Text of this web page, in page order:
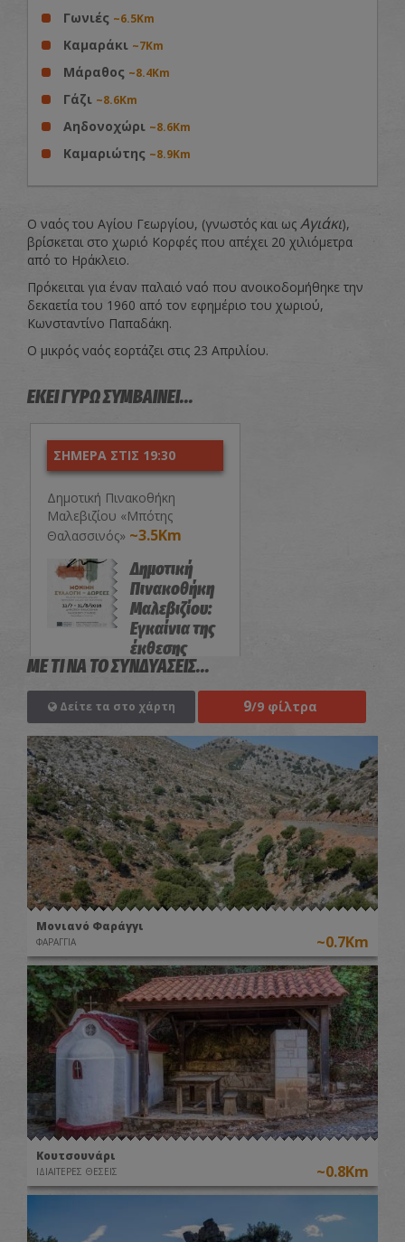
Γωνιές ~6.5Km
Καμαράκι ~7Km
Μάραθος ~8.4Km
Γάζι ~8.6Km
Αηδονοχώρι ~8.6Km
Καμαριώτης ~8.9Km
Ο ναός του Αγίου Γεωργίου, (γνωστός και ως Αγιάκι),
βρίσκεται στο χωριό Κορφές που απέχει 20 χιλιόμετρα
από το Ηράκλειο.
Πρόκειται για έναν παλαιό ναό που ανοικοδομήθηκε την
δεκαετία του 1960 από τον εφημέριο του χωριού,
Κωνσταντίνο Παπαδάκη.
Ο μικρός ναός εορτάζει στις 23 Απριλίου.
ΕΚΕΙ ΓΥΡΩ ΣΥΜΒΑΙΝΕΙ...
ΣΗΜΕΡΑ ΣΤΙΣ 19:30
Δημοτική Πινακοθήκη
Μαλεβιζίου «Μπότης
Θαλασσινός» ~3.5Km
Δημοτική
Πινακοθήκη
Μαλεβιζίου:
Εγκαίνια της
έκθεσης
«Μόνιμη
Συλλογή-
Δωρεές»
ΜΕ ΤΙ ΝΑ ΤΟ ΣΥΝΔΥΑΣΕΙΣ...
Δείτε τα στο χάρτη 9/9 φίλτρα
Μονιανό Φαράγγι
ΦΑΡΑΓΓΙΑ ~0.7Km
Κουτσουνάρι
ΙΔΙΑΙΤΕΡΕΣ ΘΕΣΕΙΣ ~0.8Km